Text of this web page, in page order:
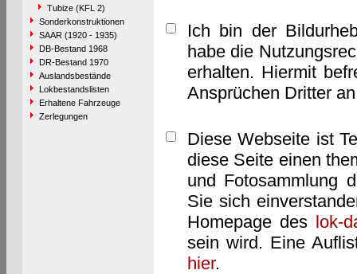
Tubize (KFL 2)
Sonderkonstruktionen
SAAR (1920 - 1935)
DB-Bestand 1968
DR-Bestand 1970
Auslandsbestände
Lokbestandslisten
Erhaltene Fahrzeuge
Zerlegungen
Ich bin der
habe die
erhalten. Hiermit
Ansprüchen Dritter
Diese Webseite ist
diese Seite einen
und Fotosammlung
Sie sich
Homepage des lok-
sein wird. Eine
hier.